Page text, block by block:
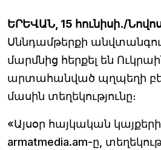
ԵՐԵՎԱՆ, 15 հունիսի․/
Սննդամթերքի
մարմնից հերքել են
արտահանված պղպեղի
մասին տեղեկությունը։
«Այսօր հայկական
armatmedia.am-ը,